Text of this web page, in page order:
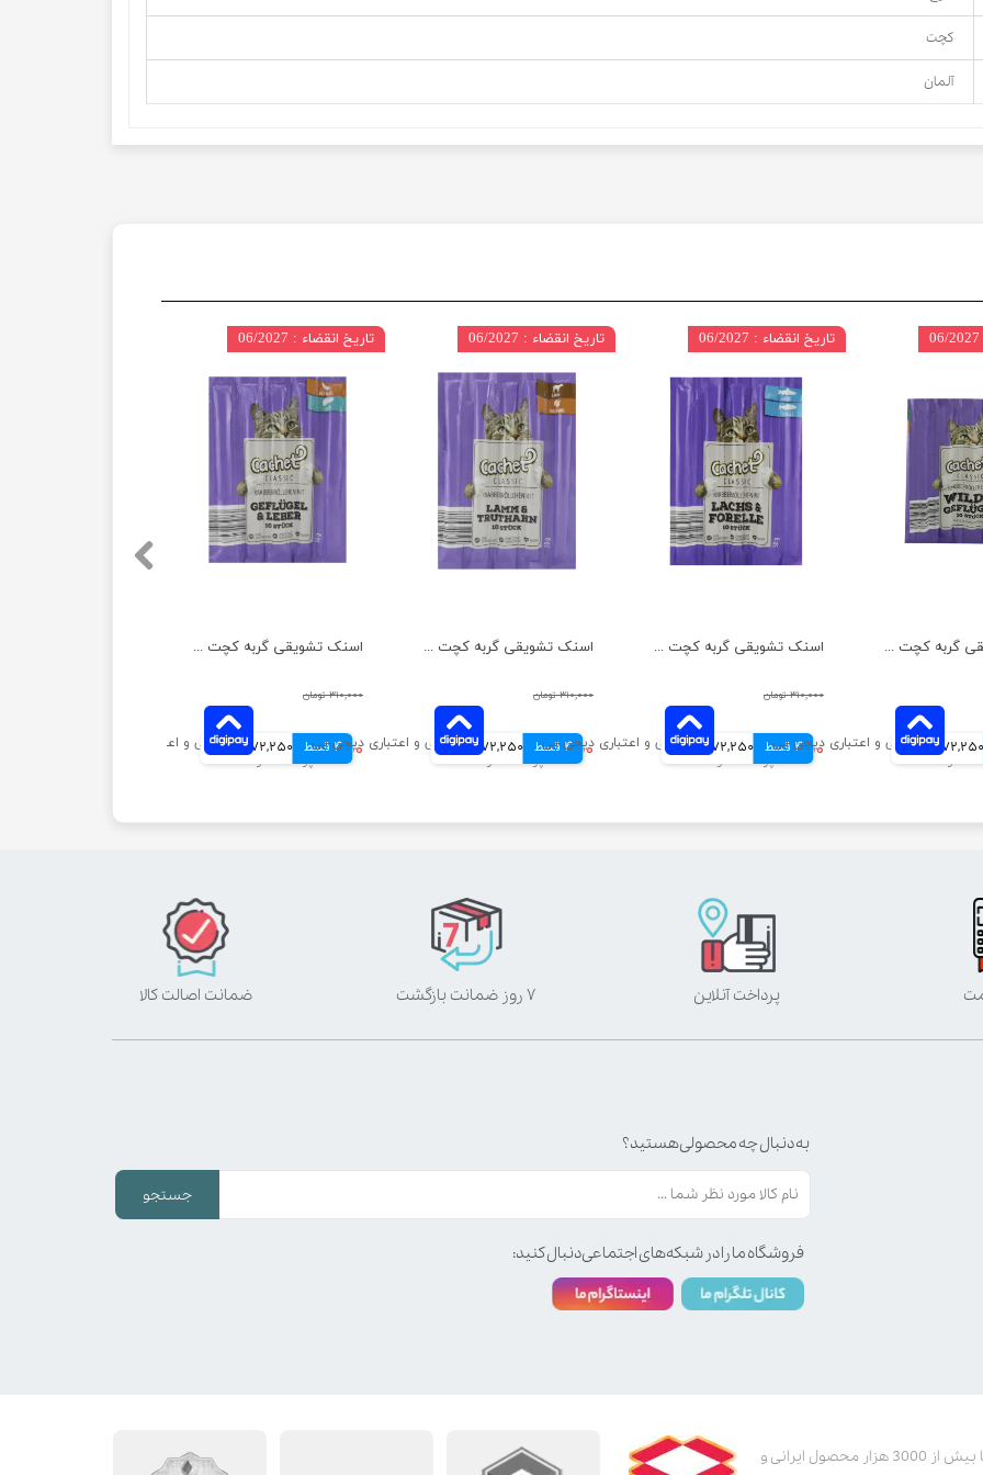
کچت
آلمان
اسنک تشویقی گربه کچت مدل مرغ و جگر بسته 5 عددی
۳۱۰,۰۰۰ تومان
۲۸۹,۰۰۰ تومان
4 قسط 72,250 تومانی
تاریخ انقضاء : 06/2027
اسنک تشویقی گربه کچت مدل بوقلمون و بره بسته 5 عددی
۳۱۰,۰۰۰ تومان
۲۸۹,۰۰۰ تومان
4 قسط 72,250 تومانی
تاریخ انقضاء : 06/2027
اسنک تشویقی گربه کچت مدل ماهی سالمون و قزل آلا بسته 5 عددی
۳۱۰,۰۰۰ تومان
۲۸۹,۰۰۰ تومان
4 قسط 72,250 تومانی
تاریخ انقضاء : 06/2027
اسنک تشویقی گربه کچت مدل گوشت شکار و مرغ بسته 5 عددی
72,250 تومانی
پت استور به عنوان یکی از قدیمی‌ترین پت شاپ های اینترنتی با بیش از 3000 هزار محصول ایرانی و
پرداخت آنلاین ۷ روز ضمانت بازگشت ضمانت اصالت کالا
به دنبال چه محصولی هستید؟
جستجو
فروشگاه ما را در شبکه‌های اجتماعی دنبال کنید: